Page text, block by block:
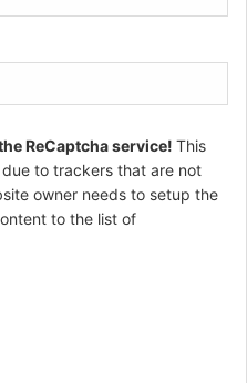
ReCaptcha service! This
to trackers that are not
owner needs to setup the
to the list of